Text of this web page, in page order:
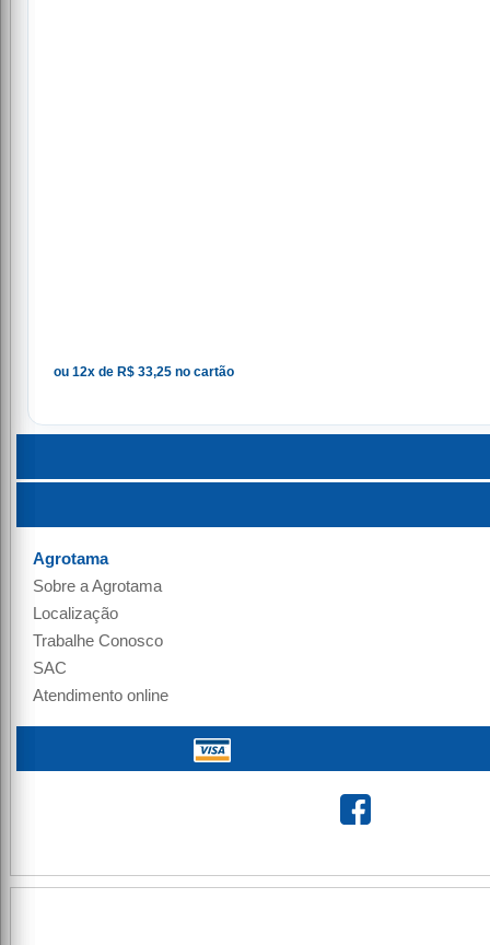
ou 12x de R$ 33,25 no cartão
Agrotama
Sobre aAgrotama
Localização
Trabalhe Conosco
SAC
Atendimento online